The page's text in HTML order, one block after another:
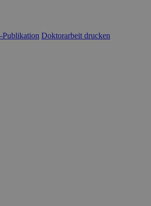
Publikation Doktorarbeit drucken